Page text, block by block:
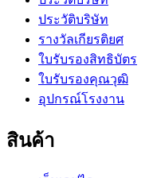
ประวัติบริษัท
รางวัลเกียรติยศ
ใบรับรองสิทธิบัตร
ใบรับรองคุณวุฒิ
อุปกรณ์โรงงาน
สินค้า